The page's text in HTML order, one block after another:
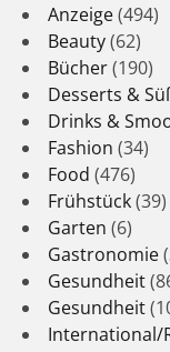
Anzeige(494)
Beauty(62)
Bücher(190)
Desserts &
Drinks &
Fashion (34)
Food (476)
Frühstück(39)
Garten (6)
Gastronomie
Gesundheit
Gesundheit
International/